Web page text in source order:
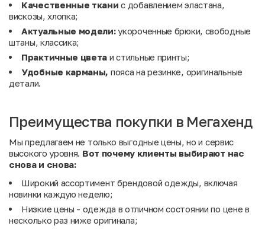
Качественные ткани с добавлением эластана,
вискозы, хлопка;
Актуальные модели:укороченные брюки, свободные
штаны, классика;
Практичные цвета и стильные принты;
Удобные карманы, пояса на резинке, оригинальные
детали.
Преимущества покупки в Мегахенд
Мы предлагаем не только выгодные цены, но и сервис
высокого уровня. Вот почему клиенты выбирают нас
снова и снова:
Широкий ассортимент брендовой одежды, включая
новинки каждую неделю;
Низкие цены - одежда в отличном состоянии по цене в
несколько раз ниже оригинала;